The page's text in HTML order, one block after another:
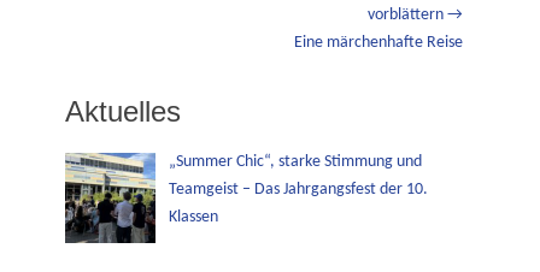
vorblättern →
Eine märchenhafte Reise
Aktuelles
„Summer Chic“, starke Stimmung und
Teamgeist – Das Jahrgangsfest der 10.
Klassen